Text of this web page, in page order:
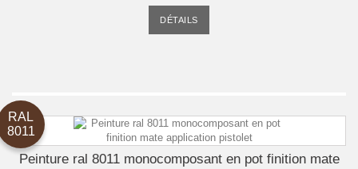
DÉTAILS
RAL
8011
Peinture ral 8011 monocomposant en pot finition mate